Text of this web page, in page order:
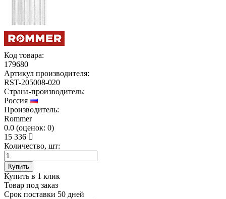
Код товара:
179680
Артикул производителя:
RST-205008-020
Страна-производитель:
Россия
Производитель:
Rommer
0.0 (оценок: 0)
15 336
Количество, шт:
Купить
Купить в 1 клик
Товар под заказ
Срок поставки 50 дней